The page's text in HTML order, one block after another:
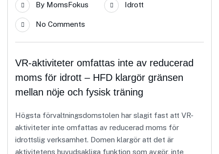
By MomsFokus Idrott
No Comments
VR-aktiviteter omfattas inte av reducerad
moms för idrott – HFD klargör gränsen
mellan nöje och fysisk träning
Högsta förvaltningsdomstolen har slagit fast att VR-
aktiviteter inte omfattas av reducerad moms för
idrottslig verksamhet. Domen klargör att det är
aktivitetens huvudsakliga funktion som avgör, inte